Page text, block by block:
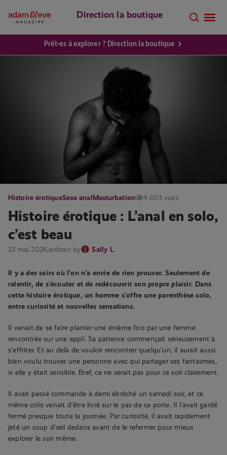
Direction la boutique
Prêt·es à explorer ? Direction la boutique
Histoire érotiqueSexe analMasturbation 4 603 vues
Histoire érotique : L’anal en solo,
c’est beau
23 mai 2026,written by Sally L
Il y a des soirs où l’on n’a envie de rien prouver. Seulement de
ralentir, de s’écouter et de redécouvrir son propre plaisir. Dans
cette histoire érotique, un homme s’offre une parenthèse solo,
entre curiosité et nouvelles sensations.
Il venait de se faire planter une énième fois par une femme
rencontrée sur une appli. Sa patience commençait sérieusement à
s’effriter. Et au delà de vouloir rencontrer quelqu’un, il aurait aussi
bien voulu trouver une personne avec qui partager ses fantasmes,
si elle y était sensible. Bref, ce ne serait pas pour ce soir clairement.
Il avait passé commande à demi ébréché un samedi soir, et ce
même colis venait d’être livré sur le pas de sa porte. Il l’avait gardé
fermé presque toute la journée. Par curiosité, il avait rapidement
jeté un coup d’œil dedans avant de le refermer pour mieux
explorer le soir même.